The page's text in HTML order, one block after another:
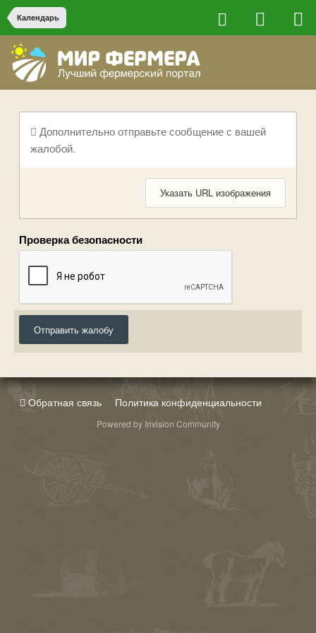
Календарь
Дополнительно отправьте сообщение с вашей
жалобой.
Указать URL изображения
Проверка безопасности
Отправить жалобу
Обратная связь Политика конфиденциальности
Powered by Invision Community